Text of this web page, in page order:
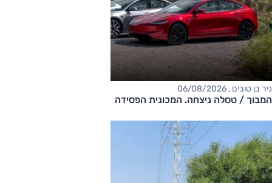
ניר בן טובים , 06/08/2026
המבוך / טסלה ניצחה. המכונית הפסידה